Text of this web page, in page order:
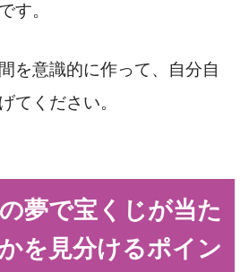
す。
を意識的に作って、自分自
てください。
夢で宝くじが当た
を見分けるポイン